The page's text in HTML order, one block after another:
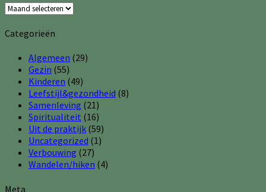
Archieven
Categorieën
Algemeen (29)
Gezin (55)
Kinderen (49)
Leefstijl&gezondheid (8)
Samenleving (21)
Spiritualiteit (16)
Uit de praktijk (59)
Uncategorized (1)
Verbouwing (27)
Wandelen/hiken (4)
Meta